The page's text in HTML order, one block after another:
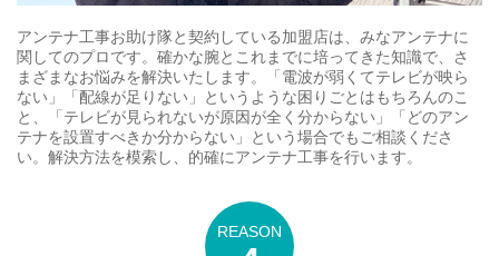
アンテナ工事お助け隊と契約している加盟店は、みなアンテナに
関してのプロです。確かな腕とこれまでに培ってきた知識で、さ
まざまなお悩みを解決いたします。「電波が弱くてテレビが映ら
ない」「配線が足りない」というような困りごとはもちろんのこ
と、「テレビが見られないが原因が全く分からない」「どのアン
テナを設置すべきか分からない」という場合でもご相談くださ
い。解決方法を模索し、的確にアンテナ工事を行います。